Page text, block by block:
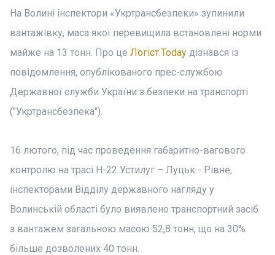
На Волині інспектори «Укртрансбезпеки» зупинили
вантажівку, маса якої перевищила встановлені норми
майже на 13 тонн. Про це Логіст.Today дізнався із
повідомлення, опублікованого прес-службою
Державної служби України з безпеки на транспорті
("Укртрансбезпека").
16 лютого, під час проведення габаритно-вагового
контролю на трасі Н-22 Устилуг – Луцьк - Рівне,
інспекторами Відділу державного нагляду у
Волинській області було виявлено транспортний засіб
з вантажем загальною масою 52,8 тонн, що на 30%
більше дозволених 40 тонн.